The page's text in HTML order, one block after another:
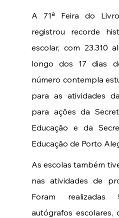
A 71ª Feira do
registrou recorde
escolar, com 23.310
longo dos 17 dias
número contempla
para as atividades
para ações da
Educação e da
Educação de Porto
As escolas também
nas atividades de
Foram
autógrafos escolares,